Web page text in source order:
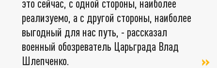
это сейчас, с одной стороны, наиболее
реализуемо, а с другой стороны, наиболее
выгодный для нас путь, - рассказал
военный обозреватель Царьграда Влад
Шлепченко.